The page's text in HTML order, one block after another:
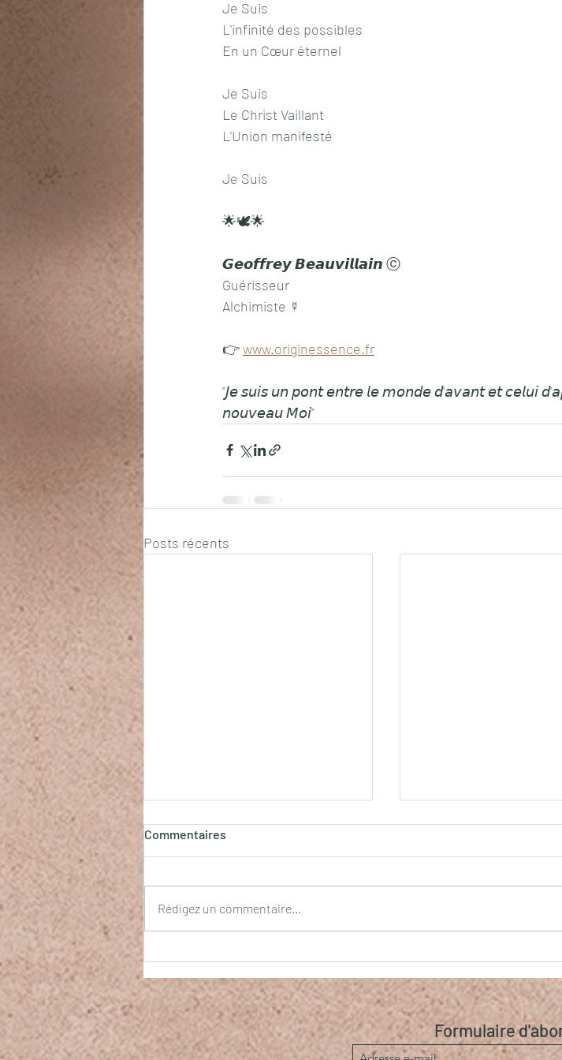
Je Suis
L'infinité des possibles
En un Cœur éternel
Je Suis
Le Christ Vaillant
L'Union manifesté
Je Suis
🌟🕊️🌟
𝙂𝙚𝙤𝙛𝙛𝙧𝙚𝙮 𝘽𝙚𝙖𝙪𝙫𝙞𝙡𝙡𝙖𝙞𝙣 ⓒ
Guérisseur
Alchimiste ☿
👉 www.originessence.fr
"𝘑𝘦 𝘴𝘶𝘪𝘴 𝘶𝘯 𝘱𝘰𝘯𝘵 𝘦𝘯𝘵𝘳𝘦 𝘭𝘦 𝘮𝘰𝘯𝘥𝘦 𝘥'𝘢𝘷𝘢𝘯𝘵 𝘦𝘵 𝘤𝘦𝘭𝘶𝘪
𝘯𝘰𝘶𝘷𝘦𝘢𝘶 𝘔𝘰𝘪"
Posts récents
La clef du Cœur
Commentaires
Rédigez un commentaire...
Formulaire